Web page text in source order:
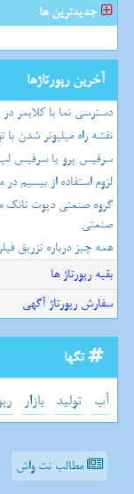
جدیدترین ها
آخرین رپورتاژها
دسترسی نما با کلایمر
نقشه راه میلیونر شدن با
سرفیس پرو یا سرفیس
لزوم استفاده از بیسیم
گروه صنعتی دپوت تانک
صنعتی
همه چیز درباره تزریق
بقیه رپورتاژ ها
سفارش رپورتاژ آگهی
تگها
آب تولید بازار
مطالب نت واش